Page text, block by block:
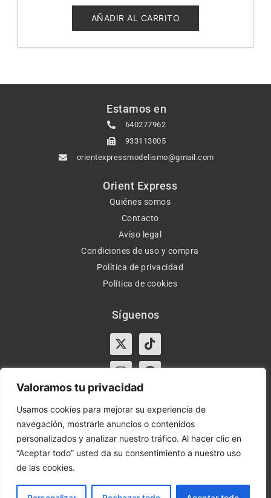
Valoramos tu privacidad
Usamos cookies para mejorar su experiencia de
navegación, mostrarle anuncios o contenidos
personalizados y analizar nuestro tráfico. Al hacer clic en
“Aceptar todo” usted da su consentimiento a nuestro uso
de las cookies.
de
5
AÑADIR AL CARRITO
Estamos en
640277962
933113005
orientexpressmodelismo@gmail.com
Orient Express
Quiénes somos
Contacto
Aviso legal
Condiciones de uso y compra
Política de privacidad
Política de cookies
Síguenos
X-
twitter
Tiktok
InstagramFacebook
Horario:
Lun-Vie de 10:00-13:30 y 17:00-20:00 – Sáb de
10:00-13:30
Orient Express | Copyright 2021 © Todos los derechos